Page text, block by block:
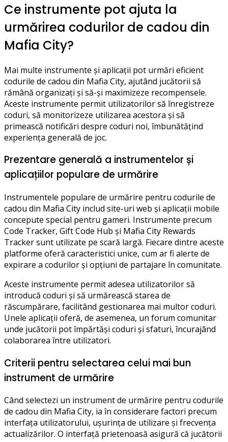
Ce instrumente pot ajuta la
urmărirea codurilor de cadou din
Mafia City?
Mai multe instrumente și aplicații pot urmări eficient
codurile de cadou din Mafia City, ajutând jucătorii să
rămână organizați și să-și maximizeze recompensele.
Aceste instrumente permit utilizatorilor să înregistreze
coduri, să monitorizeze utilizarea acestora și să
primească notificări despre coduri noi, îmbunătățind
experiența generală de joc.
Prezentare generală a instrumentelor și
aplicațiilor populare de urmărire
Instrumentele populare de urmărire pentru codurile de
cadou din Mafia City includ site-uri web și aplicații mobile
concepute special pentru gameri. Instrumente precum
Code Tracker, Gift Code Hub și Mafia City Rewards
Tracker sunt utilizate pe scară largă. Fiecare dintre aceste
platforme oferă caracteristici unice, cum ar fi alerte de
expirare a codurilor și opțiuni de partajare în comunitate.
Aceste instrumente permit adesea utilizatorilor să
introducă coduri și să urmărească starea de
răscumpărare, facilitând gestionarea mai multor coduri.
Unele aplicații oferă, de asemenea, un forum comunitar
unde jucătorii pot împărtăși coduri și sfaturi, încurajând
colaborarea între utilizatori.
Criterii pentru selectarea celui mai bun
instrument de urmărire
Când selectezi un instrument de urmărire pentru codurile
de cadou din Mafia City, ia în considerare factori precum
interfața utilizatorului, ușurința de utilizare și frecvența
actualizărilor. O interfață prietenoasă asigură că jucătorii